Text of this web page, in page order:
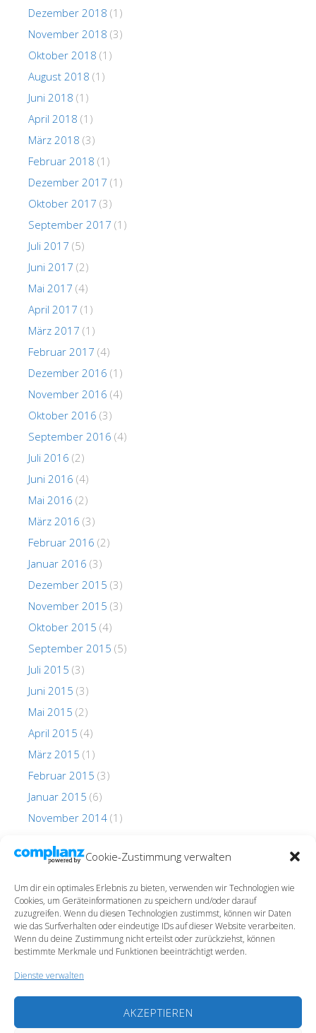
Cookie-Zustimmung verwalten
Um dir ein optimales Erlebnis zu bieten, verwenden wir Technologien wie
Cookies, um Geräteinformationen zu speichern und/oder darauf
zuzugreifen. Wenn du diesen Technologien zustimmst, können wir Daten
wie das Surfverhalten oder eindeutige IDs auf dieser Website verarbeiten.
Wenn du deine Zustimmung nicht erteilst oder zurückziehst, können
bestimmte Merkmale und Funktionen beeinträchtigt werden.
Dienste verwalten
AKZEPTIEREN
Dezember 2018 (1)
November 2018 (3)
Oktober 2018 (1)
August 2018 (1)
Juni 2018 (1)
April 2018 (1)
März 2018 (3)
Februar 2018 (1)
Dezember 2017 (1)
Oktober 2017 (3)
September 2017 (1)
Juli 2017 (5)
Juni 2017 (2)
Mai 2017 (4)
April 2017 (1)
März 2017 (1)
Februar 2017 (4)
Dezember 2016 (1)
November 2016 (4)
Oktober 2016 (3)
September 2016 (4)
Juli 2016 (2)
Juni 2016 (4)
Mai 2016 (2)
März 2016 (3)
Februar 2016 (2)
Januar 2016 (3)
Dezember 2015 (3)
November 2015 (3)
Oktober 2015 (4)
September 2015 (5)
Juli 2015 (3)
Juni 2015 (3)
Mai 2015 (2)
April 2015 (4)
März 2015 (1)
Februar 2015 (3)
Januar 2015 (6)
November 2014 (1)
Impressum
Cookie-Richtlinie (EU)